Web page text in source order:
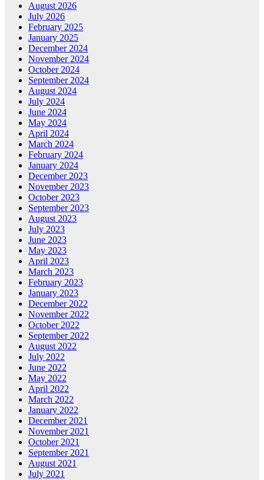
August 2026
July 2026
February 2025
January 2025
December 2024
November 2024
October 2024
September 2024
August 2024
July 2024
June 2024
May 2024
April 2024
March 2024
February 2024
January 2024
December 2023
November 2023
October 2023
September 2023
August 2023
July 2023
June 2023
May 2023
April 2023
March 2023
February 2023
January 2023
December 2022
November 2022
October 2022
September 2022
August 2022
July 2022
June 2022
May 2022
April 2022
March 2022
January 2022
December 2021
November 2021
October 2021
September 2021
August 2021
July 2021